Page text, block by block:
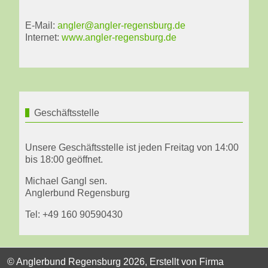
E-Mail: angler@angler-regensburg.de
Internet: www.angler-regensburg.de
Geschäftsstelle
Unsere Geschäftsstelle ist jeden Freitag von 14:00
bis 18:00 geöffnet.
Michael Gangl sen.
Anglerbund Regensburg
Tel: +49 160 90590430
© Anglerbund Regensburg 2026, Erstellt von Firma